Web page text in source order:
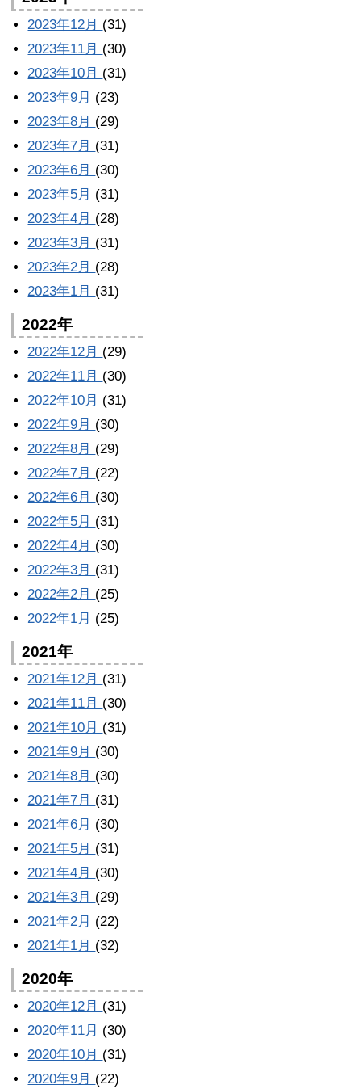
2023年12月 (31)
2023年11月 (30)
2023年10月 (31)
2023年9月 (23)
2023年8月 (29)
2023年7月 (31)
2023年6月 (30)
2023年5月 (31)
2023年4月 (28)
2023年3月 (31)
2023年2月 (28)
2023年1月 (31)
2022年
2022年12月 (29)
2022年11月 (30)
2022年10月 (31)
2022年9月 (30)
2022年8月 (29)
2022年7月 (22)
2022年6月 (30)
2022年5月 (31)
2022年4月 (30)
2022年3月 (31)
2022年2月 (25)
2022年1月 (25)
2021年
2021年12月 (31)
2021年11月 (30)
2021年10月 (31)
2021年9月 (30)
2021年8月 (30)
2021年7月 (31)
2021年6月 (30)
2021年5月 (31)
2021年4月 (30)
2021年3月 (29)
2021年2月 (22)
2021年1月 (32)
2020年
2020年12月 (31)
2020年11月 (30)
2020年10月 (31)
2020年9月 (22)